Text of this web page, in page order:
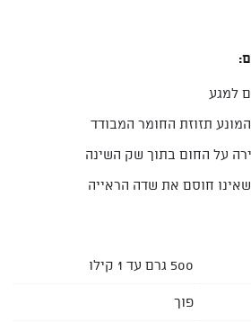
למגע
המונע תזוזת החומר המבודד
על החום בתוך שק השינה
חוסם את שדה הראייה
500 גרם עד 1 קילו
פוך